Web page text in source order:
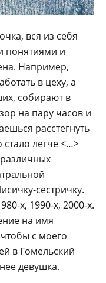
вся из себя
понятиями и
Например,
в цеху, а
собирают в
на пару часов и
расстегнуть
стало легче <…>
сестричку.
х, 1990-х, 2000-х.
на имя
с моего
в Гомельский
девушка.